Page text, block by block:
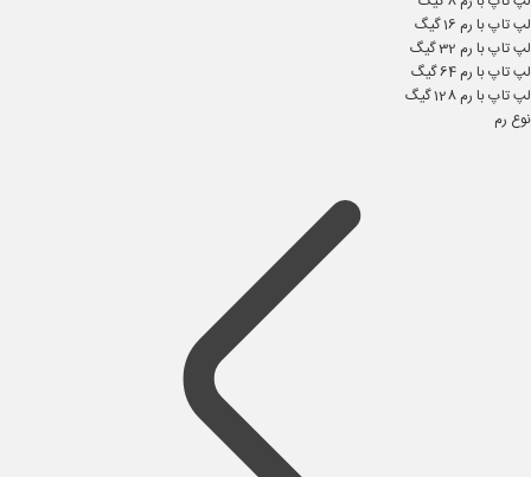
لپ تاپ با رم 16 گیگ
لپ تاپ با رم 32 گیگ
لپ تاپ با رم 64 گیگ
لپ تاپ با رم 128 گیگ
نوع رم